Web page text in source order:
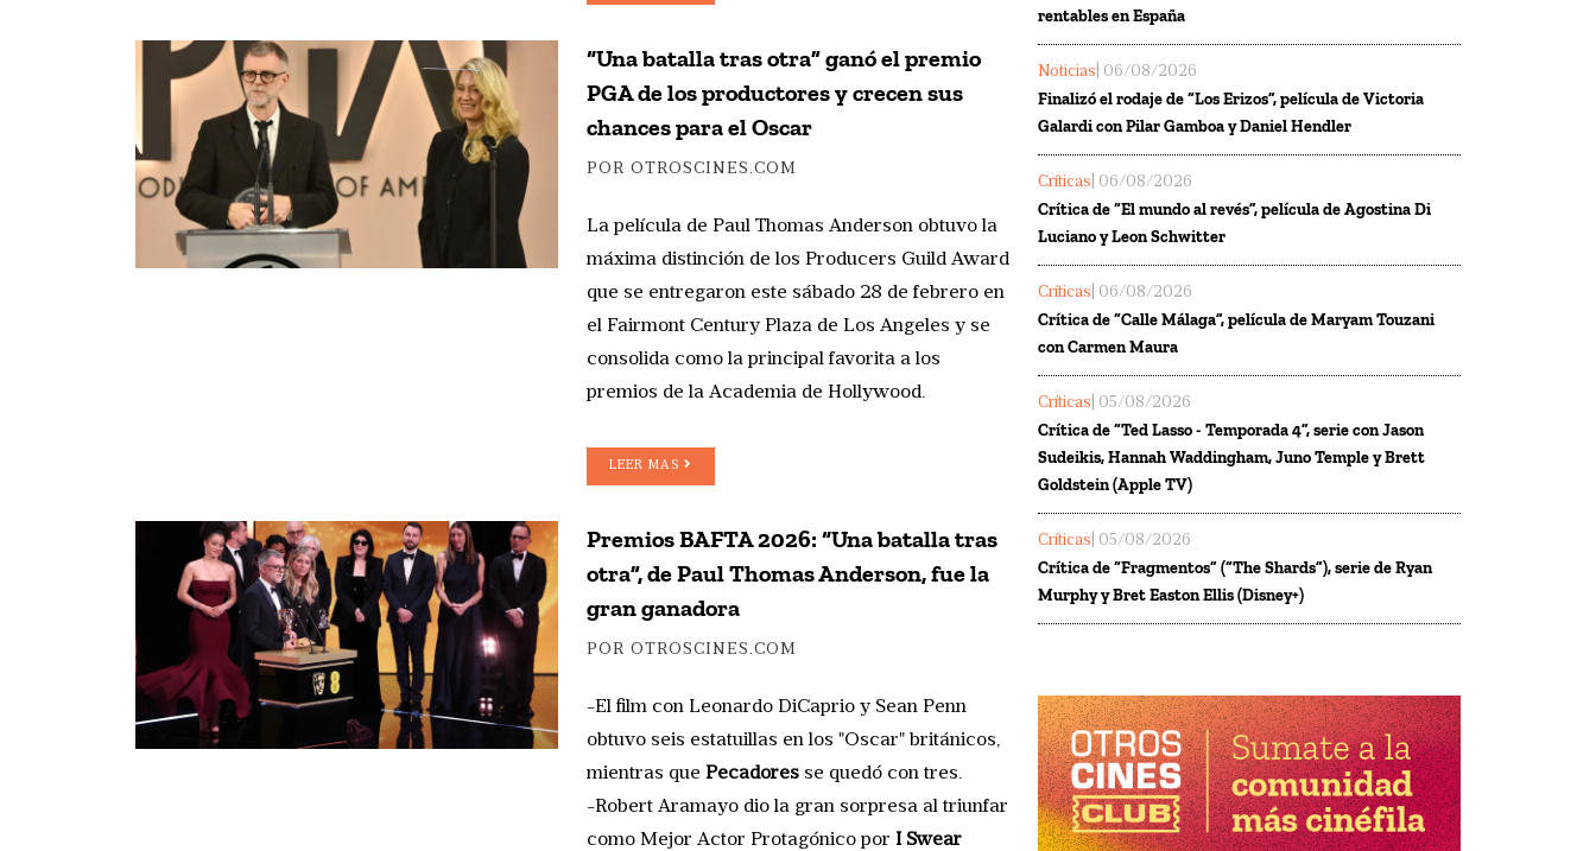
“Una batalla tras otra” ganó el premio
PGA de los productores y crecen sus
chances para el Oscar
POR OTROSCINES.COM
La película de Paul Thomas Anderson obtuvo la
máxima distinción de los Producers Guild Award
que se entregaron este sábado 28 de febrero en
el Fairmont Century Plaza de Los Angeles y se
consolida como la principal favorita a los
premios de la Academia de Hollywood.
LEER MAS
Premios BAFTA 2026: “Una batalla tras
otra”, de Paul Thomas Anderson, fue la
gran ganadora
POR OTROSCINES.COM
-El film con Leonardo DiCaprio y Sean Penn
obtuvo seis estatuillas en los "Oscar" británicos,
mientras que Pecadores se quedó con tres.
-Robert Aramayo dio la gran sorpresa al triunfar
como Mejor Actor Protagónico por I Swear
rentables en España
Noticias | 06/08/2026
Finalizó el rodaje de “Los Erizos”, película de Victoria
Galardi con Pilar Gamboa y Daniel Hendler
Críticas | 06/08/2026
Crítica de “El mundo al revés”, película de Agostina Di
Luciano y Leon Schwitter
Críticas | 06/08/2026
Crítica de “Calle Málaga”, película de Maryam Touzani
con Carmen Maura
Críticas | 05/08/2026
Crítica de “Ted Lasso - Temporada 4”, serie con Jason
Sudeikis, Hannah Waddingham, Juno Temple y Brett
Goldstein (Apple TV)
Críticas | 05/08/2026
Crítica de “Fragmentos” (“The Shards”), serie de Ryan
Murphy y Bret Easton Ellis (Disney+)